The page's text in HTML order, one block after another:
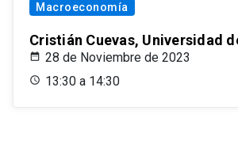
Macroeconomía
Cristián Cuevas, Universidad
28 de Noviembre de 2023
13:30 a 14:30